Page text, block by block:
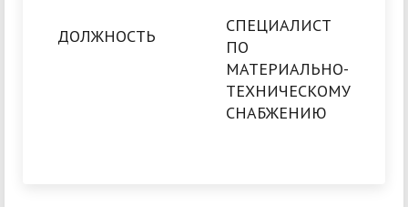
ДОЛЖНОСТЬ
СПЕЦИАЛИСТ
ПО
МАТЕРИАЛЬНО-
ТЕХНИЧЕСКОМУ
СНАБЖЕНИЮ